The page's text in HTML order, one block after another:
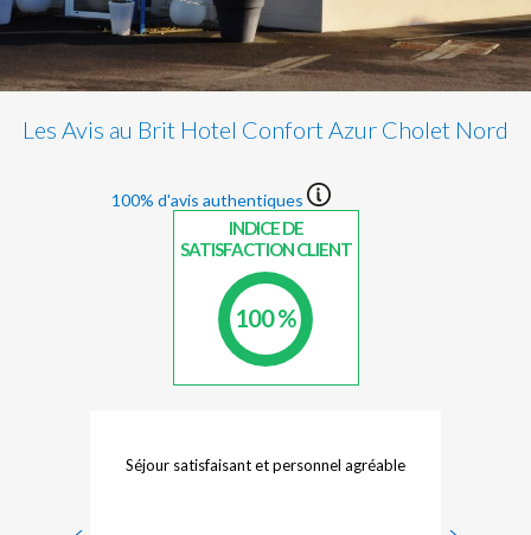
Les Avis au Brit Hotel Confort Azur Cholet Nord
100% d'avis authentiques
INDICE DE
SATISFACTION CLIENT
100 %
Séjour satisfaisant et personnel agréable